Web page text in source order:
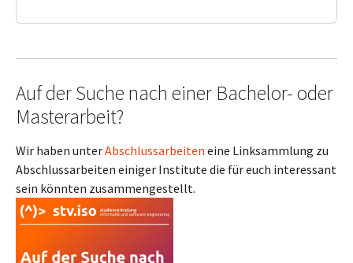
Auf der Suche nach einer Bachelor- oder
Masterarbeit?
Wir haben unterAbschlussarbeiten eine Linksammlung zu
Abschlussarbeiten einiger Institute die für euch interessant
sein könnten zusammengestellt.